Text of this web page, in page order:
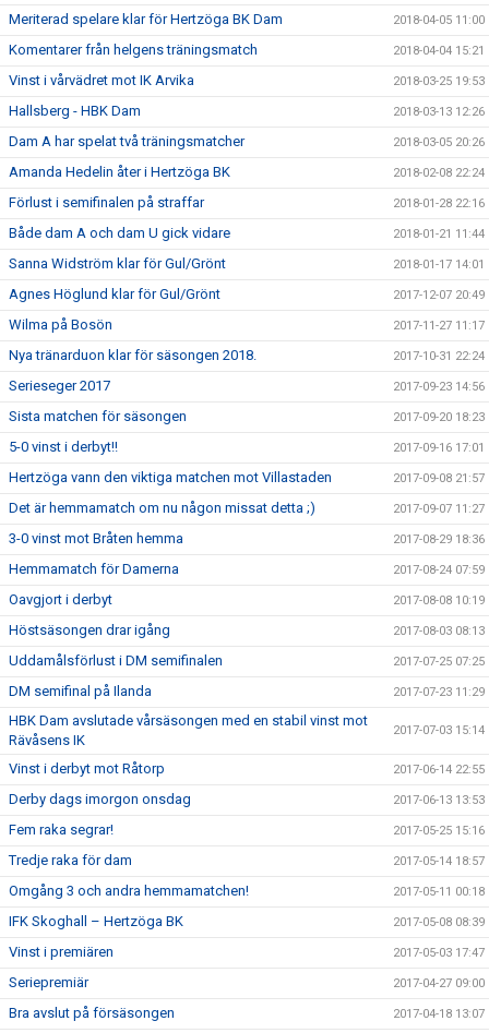
Meriterad spelare klar för Hertzöga BK Dam 2018-04-05 11:00
Komentarer från helgens träningsmatch 2018-04-04 15:21
Vinst i vårvädret mot IK Arvika 2018-03-25 19:53
Hallsberg - HBK Dam 2018-03-13 12:26
Dam A har spelat två träningsmatcher 2018-03-05 20:26
Amanda Hedelin åter i Hertzöga BK 2018-02-08 22:24
Förlust i semifinalen på straffar 2018-01-28 22:16
Både dam A och dam U gick vidare 2018-01-21 11:44
Sanna Widström klar för Gul/Grönt 2018-01-17 14:01
Agnes Höglund klar för Gul/Grönt 2017-12-07 20:49
Wilma på Bosön 2017-11-27 11:17
Nya tränarduon klar för säsongen 2018. 2017-10-31 22:24
Serieseger 2017 2017-09-23 14:56
Sista matchen för säsongen 2017-09-20 18:23
5-0 vinst i derbyt!! 2017-09-16 17:01
Hertzöga vann den viktiga matchen mot Villastaden 2017-09-08 21:57
Det är hemmamatch om nu någon missat detta ;) 2017-09-07 11:27
3-0 vinst mot Bråten hemma 2017-08-29 18:36
Hemmamatch för Damerna 2017-08-24 07:59
Oavgjort i derbyt 2017-08-08 10:19
Höstsäsongen drar igång 2017-08-03 08:13
Uddamålsförlust i DM semifinalen 2017-07-25 07:25
DM semifinal på Ilanda 2017-07-23 11:29
HBK Dam avslutade vårsäsongen med en stabil vinst mot
Rävåsens IK
2017-07-03 15:14
Vinst i derbyt mot Råtorp 2017-06-14 22:55
Derby dags imorgon onsdag 2017-06-13 13:53
Fem raka segrar! 2017-05-25 15:16
Tredje raka för dam 2017-05-14 18:57
Omgång 3 och andra hemmamatchen! 2017-05-11 00:18
IFK Skoghall – Hertzöga BK 2017-05-08 08:39
Vinst i premiären 2017-05-03 17:47
Seriepremiär 2017-04-27 09:00
Bra avslut på försäsongen 2017-04-18 13:07